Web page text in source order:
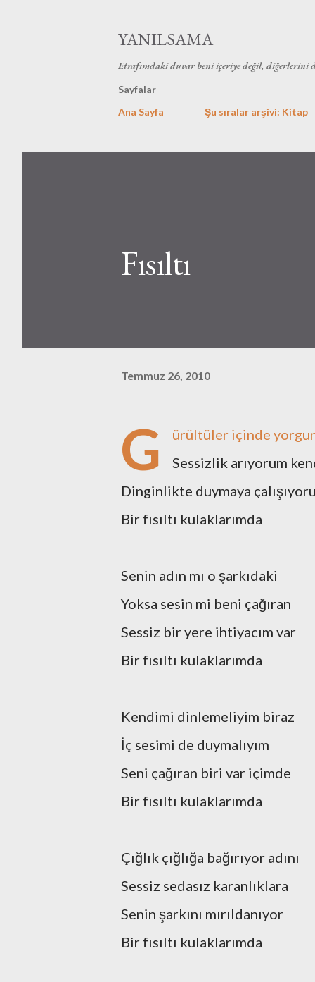
YANILSAMA
Etrafımdaki duvar beni içeriye değil, diğerlerini
Sayfalar
Ana Sayfa
Şu sıralar arşivi: Kitap
Fısıltı
Temmuz 26, 2010
G
ürültüler içinde
Sessizlik arıyorum
Dinginlikte duymaya
Bir fısıltı kulaklarımda
Senin adın mı o şarkıdaki
Yoksa sesin mi beni çağıran
Sessiz bir yere ihtiyacım var
Bir fısıltı kulaklarımda
Kendimi dinlemeliyim biraz
İç sesimi de duymalıyım
Seni çağıran biri var içimde
Bir fısıltı kulaklarımda
Çığlık çığlığa bağırıyor adını
Sessiz sedasız karanlıklara
Senin şarkını mırıldanıyor
Bir fısıltı kulaklarımda